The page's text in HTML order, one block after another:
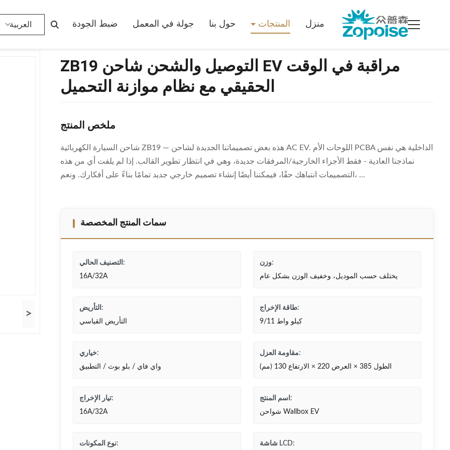
منزل المنتجات حول بنا جولة في المعمل ضبط الجودة العربية
ZB19 التوصيل والشحن شاحن EV مراقبة في الوقت الحقيقي مع نظام موازنة التحميل
>
ZB19 التوصيل والشحن شاحن EV مراقبة في الوقت
الحقيقي مع نظام موازنة التحميل
ملخص المنتج
شاحن السيارة الكهربائية ZB19 — هذه بعض تصميماتنا الجديدة لشاحن AC EV. اللوحات الأم PCBA الداخلية هي نفس
نماذجنا العادية - فقط الأجزاء الخارجية/المرفقات جديدة، وهي في انتظار تطوير القالب. إذا لم يلفت أي من هذه
التصميمات انتباهك حقًا، فيمكننا أيضًا إنشاء تصميم خارجي جديد تمامًا بناءً على أفكارك. ونعم، ...
سمات المنتج المخصصة
التصنيف الحالي:
16A/32A
وزن:
يختلف حسب الموديل، وخفيف الوزن بشكل عام
التأريض:
التأريض القياسي
طاقة الإخراج:
9/11 كيلو واط
خياري:
واي فاي / بلو بوث / التطبيق
مقاومة العزل:
الطول 385 × العرض 220 × الارتفاع 130 (مم)
تيار الإخراج:
16A/32A
اسم المنتج:
شواحن Wallbox EV
نوع المكونات: شاشة LCD: